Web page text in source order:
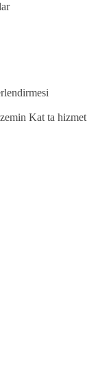
Kat ta hizmet